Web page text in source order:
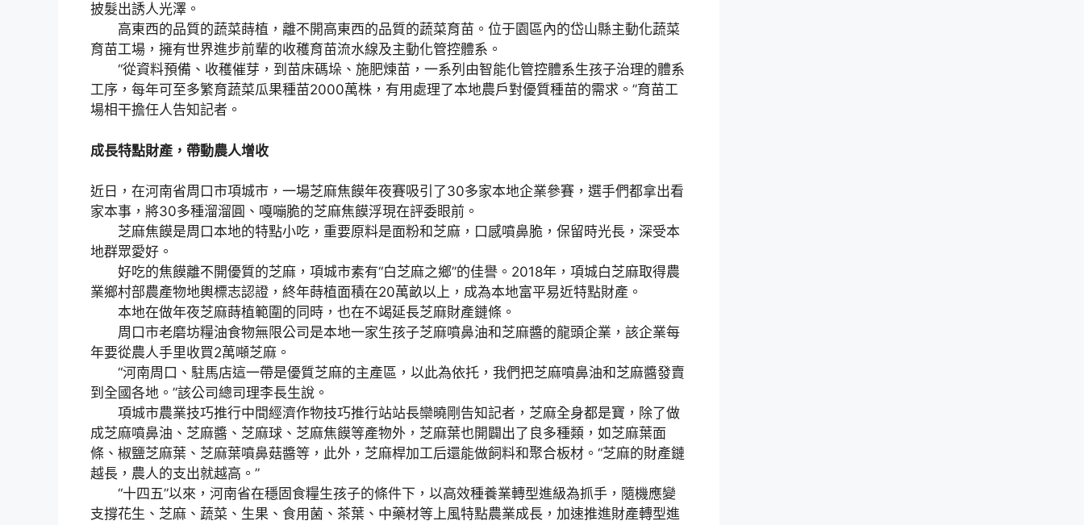
披髮出誘人光澤。
高東西的品質的蔬菜蒔植，離不開高東西的品質的蔬菜育苗。位于園區內的岱山縣主動化蔬菜
育苗工場，擁有世界進步前輩的收穫育苗流水線及主動化管控體系。
“從資料預備、收穫催芽，到苗床碼垛、施肥煉苗，一系列由智能化管控體系生孩子治理的體系
工序，每年可至多繁育蔬菜瓜果種苗2000萬株，有用處理了本地農戶對優質種苗的需求。”育苗工
場相干擔任人告知記者。
成長特點財產，帶動農人增收
近日，在河南省周口市項城市，一場芝麻焦饃年夜賽吸引了30多家本地企業參賽，選手們都拿出看
家本事，將30多種溜溜圓、嘎嘣脆的芝麻焦饃浮現在評委眼前。
芝麻焦饃是周口本地的特點小吃，重要原料是面粉和芝麻，口感噴鼻脆，保留時光長，深受本
地群眾愛好。
好吃的焦饃離不開優質的芝麻，項城市素有“白芝麻之鄉”的佳譽。2018年，項城白芝麻取得農
業鄉村部農產物地輿標志認證，終年蒔植面積在20萬畝以上，成為本地富平易近特點財產。
本地在做年夜芝麻蒔植範圍的同時，也在不竭延長芝麻財產鏈條。
周口市老磨坊糧油食物無限公司是本地一家生孩子芝麻噴鼻油和芝麻醬的龍頭企業，該企業每
年要從農人手里收買2萬噸芝麻。
“河南周口、駐馬店這一帶是優質芝麻的主產區，以此為依托，我們把芝麻噴鼻油和芝麻醬發賣
到全國各地。”該公司總司理李長生說。
項城市農業技巧推行中間經濟作物技巧推行站站長欒曉剛告知記者，芝麻全身都是寶，除了做
成芝麻噴鼻油、芝麻醬、芝麻球、芝麻焦饃等產物外，芝麻葉也開闢出了良多種類，如芝麻葉面
條、椒鹽芝麻葉、芝麻葉噴鼻菇醬等，此外，芝麻桿加工后還能做飼料和聚合板材。“芝麻的財產鏈
越長，農人的支出就越高。”
“十四五”以來，河南省在穩固食糧生孩子的條件下，以高效種養業轉型進級為抓手，隨機應變
支撐花生、芝麻、蔬菜、生果、食用菌、茶葉、中藥材等上風特點農業成長，加速推進財產轉型進